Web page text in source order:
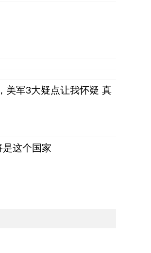
美军3大疑点让我怀疑 真
这个国家